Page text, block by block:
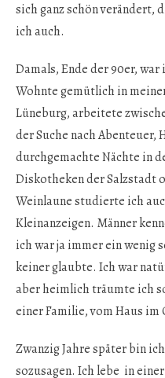
sich ganz schön verändert,
ich auch.
Damals, Ende der 90er,
Wohnte gemütlich in
Lüneburg, arbeitete
der Suche nach Abenteuer,
durchgemachte Nächte in
Diskotheken der Salzstadt
Weinlaune studierte ich
Kleinanzeigen. Männer
ich war ja immer ein wenig
keiner glaubte. Ich war
aber heimlich träumte ich
einer Familie, vom Haus
Zwanzig Jahre später bin
sozusagen. Ich lebe in